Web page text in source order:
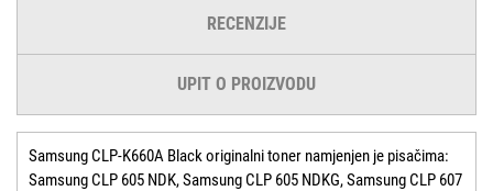
RECENZIJE
UPIT O PROIZVODU
Samsung CLP-K660A Black originalni toner namjenjen je pisačima:
Samsung CLP 605 NDK, Samsung CLP 605 NDKG, Samsung CLP 607